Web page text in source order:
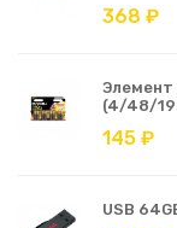
368 ₽
Элемент
(4/48/
145 ₽
USB